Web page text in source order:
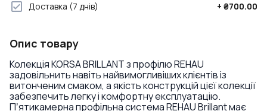
Доставка (7 днів) + ₴700.00
Опис товару
Колекція KORSA BRILLANT з профілю REHAU
задовільнить навіть найвимогливіших клієнтів із
витонченим смаком, а якість конструкцій цієї колекції
забезпечить легку і комфортну експлуатацію.
Пʼятикамерна профільна система REHAU Brillant має